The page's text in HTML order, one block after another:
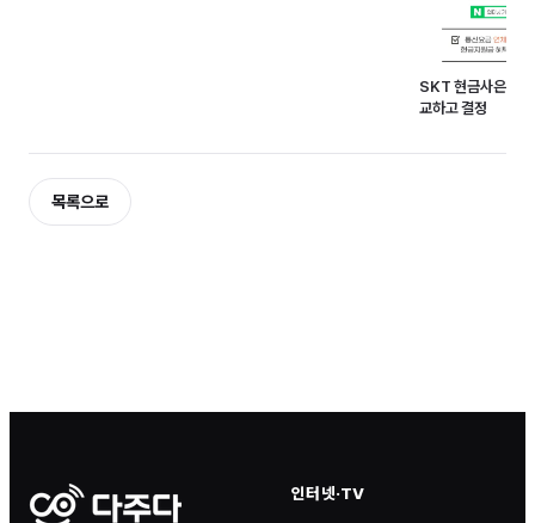
SKT 현금사은품
교하고 결정
목록으로
인터넷·TV